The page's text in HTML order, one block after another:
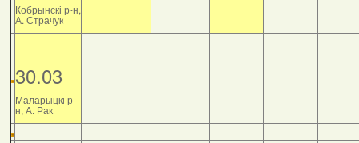
Кобрынскі р-н,
А. Страчук
30.03
Маларыцкі р-
н, А. Рак